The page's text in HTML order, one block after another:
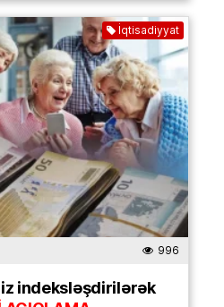
İqtisadiyyat
996
indeksləşdirilərək